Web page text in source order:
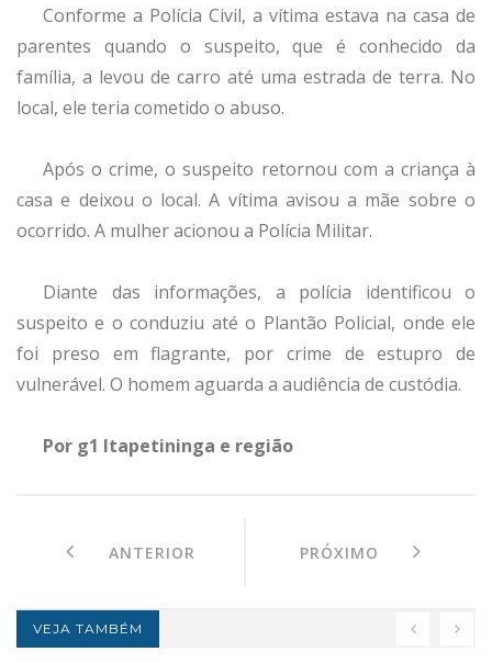
Conforme a Polícia Civil, a vítima estava na casa de
parentes quando o suspeito, que é conhecido da
família, a levou de carro até uma estrada de terra. No
local, ele teria cometido o abuso.
Após o crime, o suspeito retornou com a criança à
casa e deixou o local. A vítima avisou a mãe sobre o
ocorrido. A mulher acionou a Polícia Militar.
Diante das informações, a polícia identificou o
suspeito e o conduziu até o Plantão Policial, onde ele
foi preso em flagrante, por crime de estupro de
vulnerável. O homem aguarda a audiência de custódia.
Por g1 Itapetininga e região
ANTERIOR PRÓXIMO
VEJA TAMBÉM